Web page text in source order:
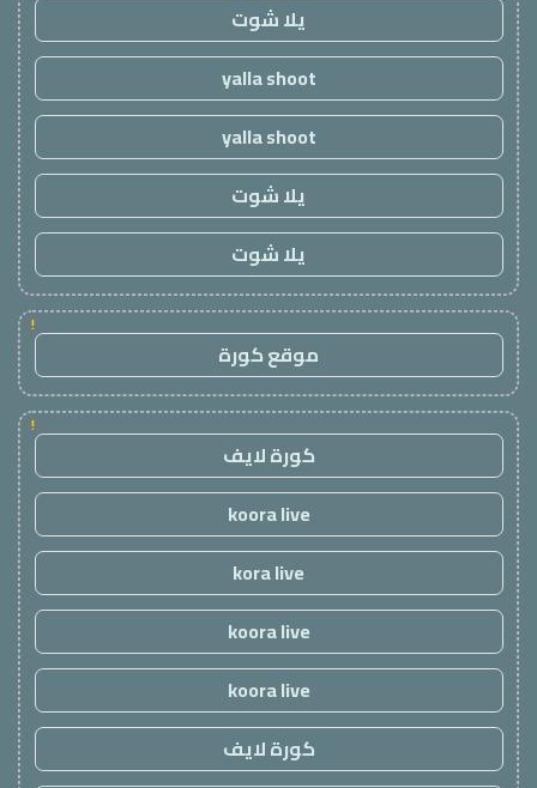
يلا شوت
yalla shoot
yalla shoot
يلا شوت
يلا شوت
!
موقع كورة
!
كورة لايف
koora live
kora live
koora live
koora live
كورة لايف